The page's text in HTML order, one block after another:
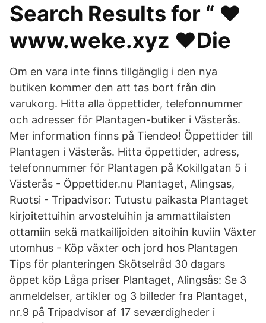
Search Results for “ ❤️️
www.weke.xyz ❤️️Die
Om en vara inte finns tillgänglig i den nya
butiken kommer den att tas bort från din
varukorg. Hitta alla öppettider, telefonnummer
och adresser för Plantagen-butiker i Västerås.
Mer information finns på Tiendeo! Öppettider till
Plantagen i Västerås. Hitta öppettider, adress,
telefonnummer för Plantagen på Kokillgatan 5 i
Västerås - Öppettider.nu Plantaget, Alingsas,
Ruotsi - Tripadvisor: Tutustu paikasta Plantaget
kirjoitettuihin arvosteluihin ja ammattilaisten
ottamiin sekä matkailijoiden aitoihin kuviin Växter
utomhus - Köp växter och jord hos Plantagen
Tips för planteringen Skötselråd 30 dagars
öppet köp Låga priser Plantaget, Alingsås: Se 3
anmeldelser, artikler og 3 billeder fra Plantaget,
nr.9 på Tripadvisor af 17 seværdigheder i